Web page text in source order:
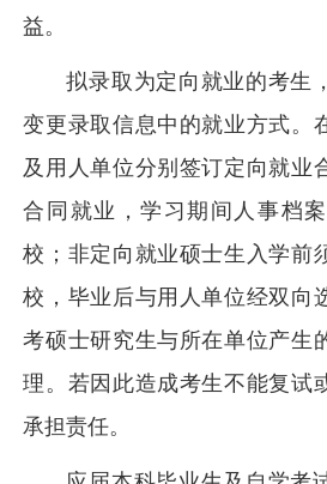
益。
拟录取为定向就业的考生
变更录取信息中的就业方式。
及用人单位分别签订定向就业
合同就业，学习期间人事档
校；非定向就业硕士生入学前
校，毕业后与用人单位经双向
考硕士研究生与所在单位产生
理。若因此造成考生不能复试
承担责任。